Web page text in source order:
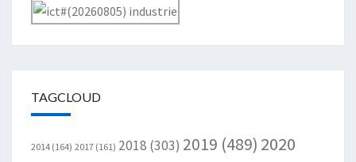
TAGCLOUD
2014 (164) 2017 (161) 2018 (303) 2019 (489) 2020